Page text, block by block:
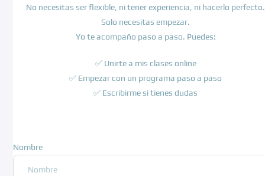
No necesitas ser flexible, ni tener experiencia, ni hacerlo perfecto.
Solo necesitas empezar.
Yo te acompaño paso a paso. Puedes:
✅ Unirte a mis clases online
✅ Empezar con un programa paso a paso
✅ Escribirme si tienes dudas
Nombre